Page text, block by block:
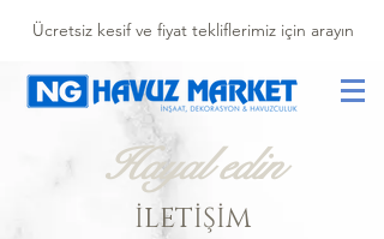
Ücretsiz kesif ve fiyat tekliflerimiz için arayın
Hayal edin
İLETİŞİM